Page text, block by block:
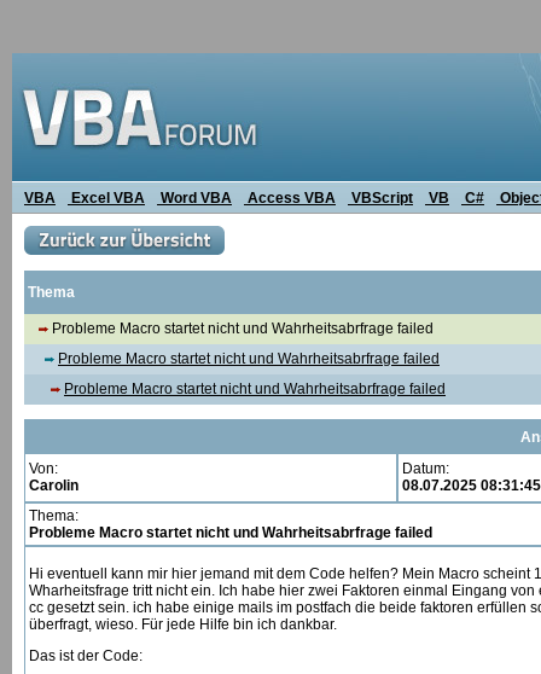
VBA Excel VBA Word VBA Access VBA VBScript VB C#
Thema
Probleme Macro startet nicht und Wahrheitsabrfrage failed
Probleme Macro startet nicht und Wahrheitsabrfrage failed
Probleme Macro startet nicht und Wahrheitsabrfrage failed
Von:
Carolin
Datum:
08.07.2025 08:31:45
Thema:
Probleme Macro startet nicht und Wahrheitsabrfrage failed
Hi eventuell kann mir hier jemand mit dem Code helfen? Mein Macro
Wharheitsfrage tritt nicht ein. Ich habe hier zwei Faktoren einmal Eingang
cc gesetzt sein. ich habe einige mails im postfach die beide faktoren erfüllen
überfragt, wieso. Für jede Hilfe bin ich dankbar.
Das ist der Code: